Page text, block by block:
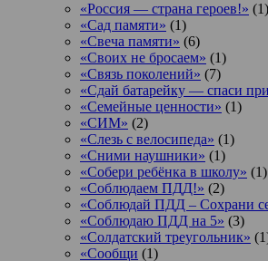
«Россия — страна героев!» (1)
«Сад памяти» (1)
«Свеча памяти» (6)
«Своих не бросаем» (1)
«Связь поколений» (7)
«Сдай батарейку — спаси
«Семейные ценности» (1)
«СИМ» (2)
«Слезь с велосипеда» (1)
«Сними наушники» (1)
«Собери ребёнка в школу» (1)
«Соблюдаем ПДД!» (2)
«Соблюдай ПДД – Сохрани
«Соблюдаю ПДД на 5» (3)
«Солдатский треугольник»
«Сообщи (1)